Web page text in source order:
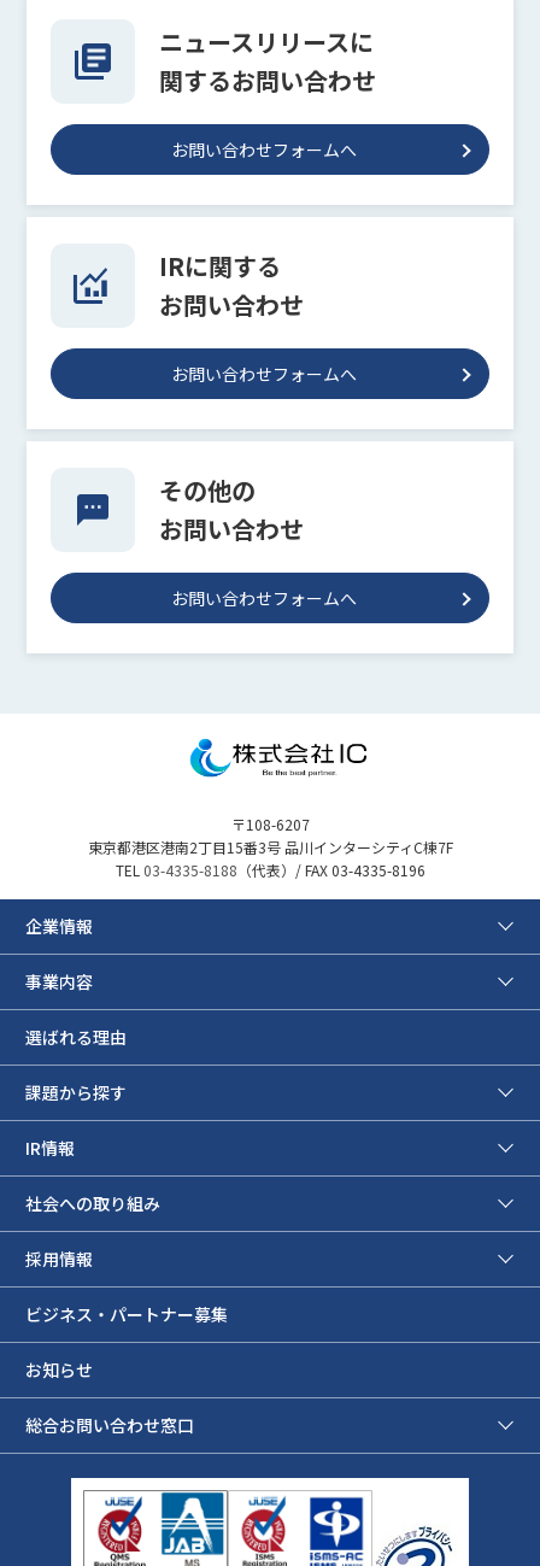
ニュースリリースに
関するお問い合わせ
お問い合わせフォームへ
IRに関する
お問い合わせ
お問い合わせフォームへ
その他の
お問い合わせ
お問い合わせフォームへ
〒108-6207
東京都港区港南2丁目15番3号 品川インターシティC棟7F
TEL 03-4335-8188 （代表）/ FAX 03-4335-8196
企業情報
事業内容
選ばれる理由
課題から探す
IR情報
社会への取り組み
採用情報
ビジネス・パートナー募集
お知らせ
総合お問い合わせ窓口